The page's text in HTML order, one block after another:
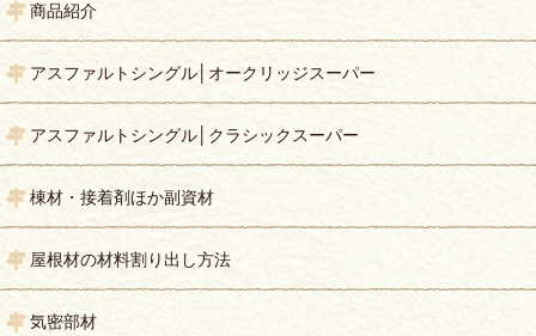
商品紹介
アスファルトシングル│オークリッジスーパー
アスファルトシングル│クラシックスーパー
棟材・接着剤ほか副資材
屋根材の材料割り出し方法
気密部材